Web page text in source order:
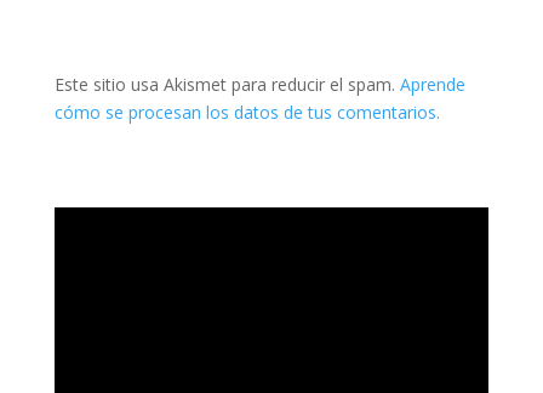
Este sitio usa Akismet para reducir el spam. Aprende
cómo se procesan los datos de tus comentarios.